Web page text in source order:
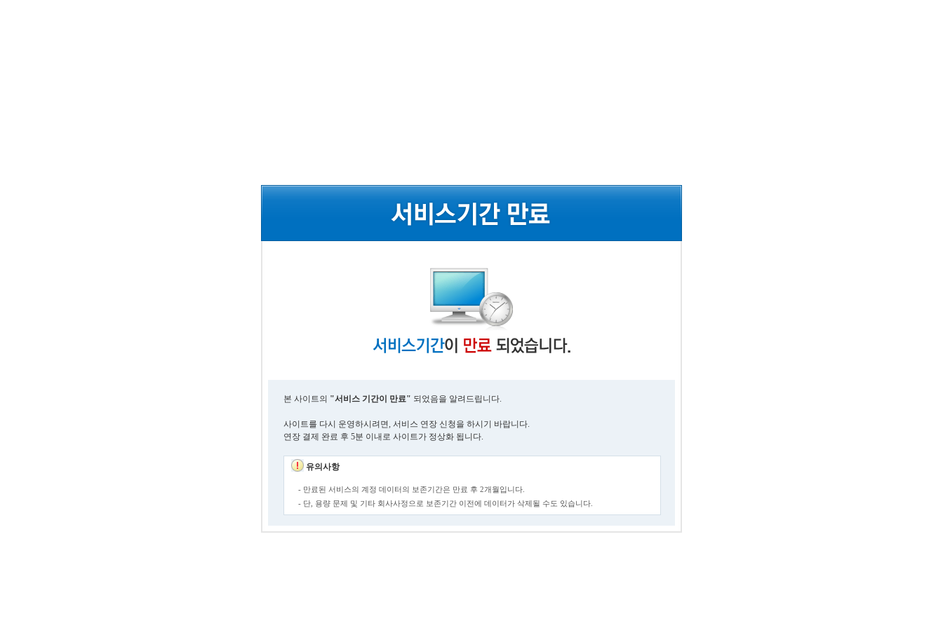
본 사이트의 "서비스 기간이 만료" 되었음을 알려드립니다.
사이트를 다시 운영하시려면, 서비스 연장 신청을 하시기 바랍니다.
연장 결제 완료 후 5분 이내로 사이트가 정상화 됩니다.
유의사항
- 만료된 서비스의 계정 데이터의 보존기간은 만료 후 2개월입니다.
- 단, 용량 문제 및 기타 회사사정으로 보존기간 이전에 데이터가 삭제될 수도 있습니다.